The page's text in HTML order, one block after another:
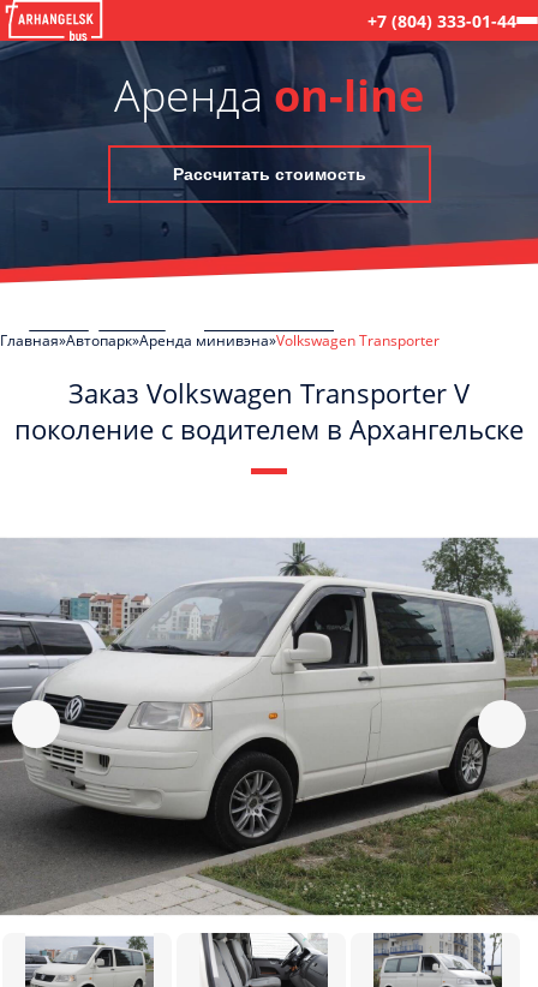
+7 (804) 333-01-44
Аренда on-line
Рассчитать стоимость
Главная Автопарк Аренда минивэна Volkswagen Transporter
Заказ Volkswagen Transporter V
поколение с водителем в Архангельске
Политикой конфиденциальности
ознакомлен(а), даю согласие на